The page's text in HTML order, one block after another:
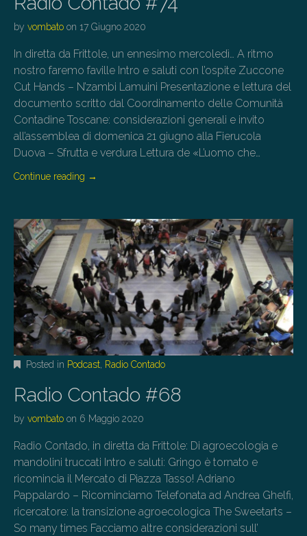
by vombato on 17 Giugno 2020
In diretta da Frittole, un ennesimo mercoledì… A ritmo
nostro faremo faville Intro e saluti con l’ospite Zuccone
Cut Hands – N’zambi Lamuini Presentazione e lettura del
documento scritto dal Coordinamento delle Comunità
Contadine Toscane: considerazioni generali e invito
all’assemblea di domenica 21 giugno alla Fierucola
Duova – Sfrutta e verdura Lettura de «L’uomo che…
Continue reading →
Posted in Podcast, Radio Contado
Radio Contado #68
by vombato on 6 Maggio 2020
Radio Contado, in diretta da Frittole: Di agroecologia e
mandolini truccati Intro e saluti: Gringo è tornato e
ricomincia il Mercato di Piazza Tasso! Adriano
Pappalardo – Ricominciamo Telefonata ad Andrea Ghelfi,
ricercatore: la transizione agroecologica The Sweetarts –
So many times Facciamo altre considerazioni sull’